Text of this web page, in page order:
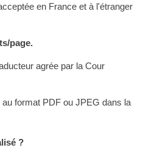
en France et à l'étranger
page.
agrée par la Cour
au format PDF ou JPEG dans la
?